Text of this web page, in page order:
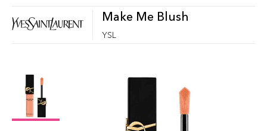
Make Me Blush
YSL